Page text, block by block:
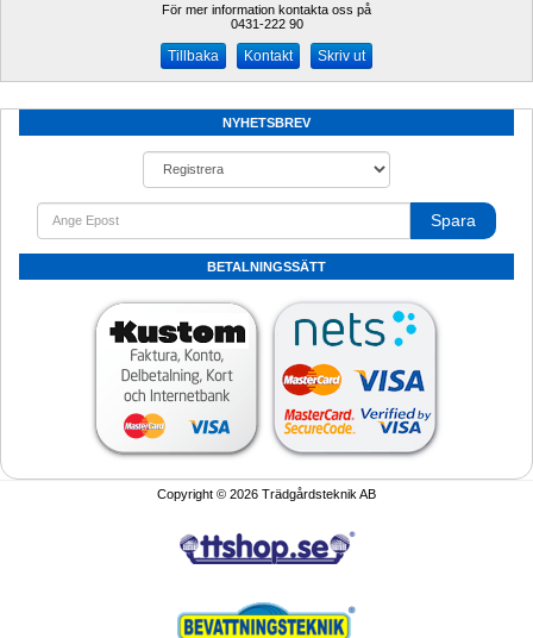
För mer information kontakta oss på
0431-222 90
Kontakt Skriv ut
NYHETSBREV
Spara
BETALNINGSSÄTT
Copyright © 2026 Trädgårdsteknik AB